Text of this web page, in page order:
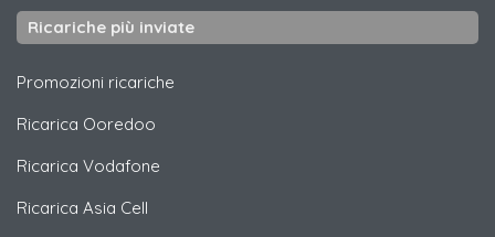
Ricariche più inviate
Promozioni ricariche
Ricarica Ooredoo
Ricarica Vodafone
Ricarica Asia Cell